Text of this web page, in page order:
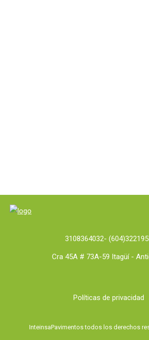
3108364032-
Cra 45A # 73A-59 Itagüí -
Políticas de privacidad
InteinsaPavimentos todos los derechos